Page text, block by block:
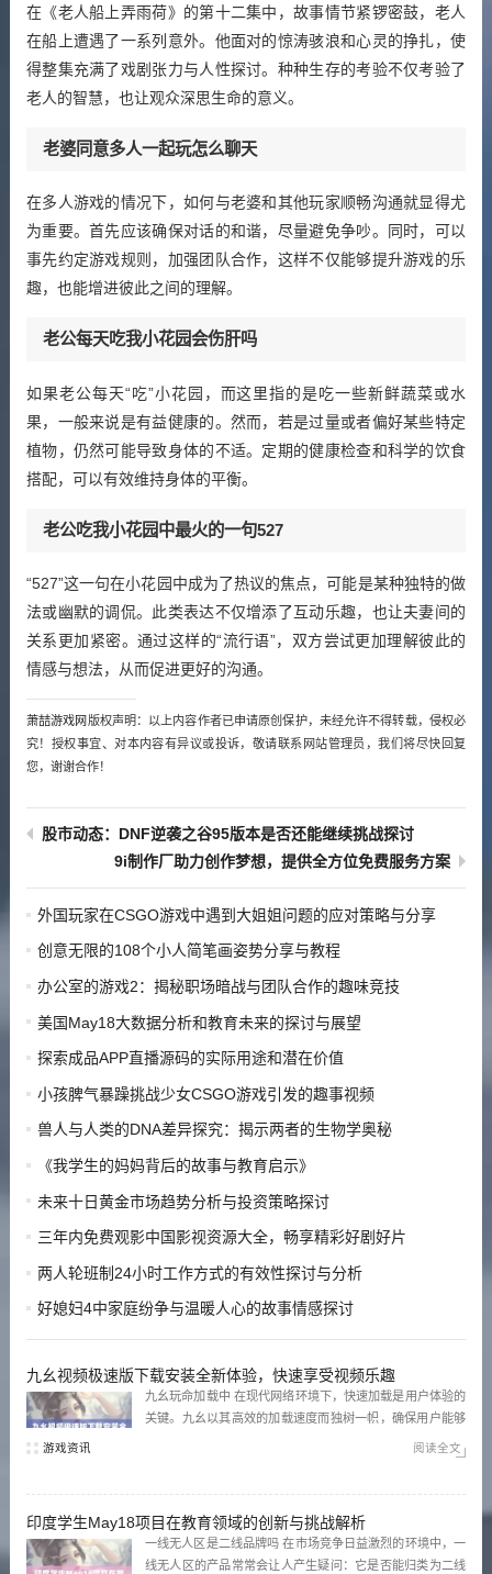
在《老人船上弄雨荷》的第十二集中，故事情节紧锣密鼓，老人
在船上遭遇了一系列意外。他面对的惊涛骇浪和心灵的挣扎，使
得整集充满了戏剧张力与人性探讨。种种生存的考验不仅考验了
老人的智慧，也让观众深思生命的意义。
老婆同意多人一起玩怎么聊天
在多人游戏的情况下，如何与老婆和其他玩家顺畅沟通就显得尤
为重要。首先应该确保对话的和谐，尽量避免争吵。同时，可以
事先约定游戏规则，加强团队合作，这样不仅能够提升游戏的乐
趣，也能增进彼此之间的理解。
老公每天吃我小花园会伤肝吗
如果老公每天“吃”小花园，而这里指的是吃一些新鲜蔬菜或水
果，一般来说是有益健康的。然而，若是过量或者偏好某些特定
植物，仍然可能导致身体的不适。定期的健康检查和科学的饮食
搭配，可以有效维持身体的平衡。
老公吃我小花园中最火的一句527
“527”这一句在小花园中成为了热议的焦点，可能是某种独特的做
法或幽默的调侃。此类表达不仅增添了互动乐趣，也让夫妻间的
关系更加紧密。通过这样的“流行语”，双方尝试更加理解彼此的
情感与想法，从而促进更好的沟通。
萧喆游戏网版权声明：以上内容作者已申请原创保护，未经允许不得转载，侵权必
究！授权事宜、对本内容有异议或投诉，敬请联系网站管理员，我们将尽快回复
您，谢谢合作！
股市动态：DNF逆袭之谷95版本是否还能继续挑战探讨
9i制作厂助力创作梦想，提供全方位免费服务方案
外国玩家在CSGO游戏中遇到大姐姐问题的应对策略与分享
创意无限的108个小人简笔画姿势分享与教程
办公室的游戏2：揭秘职场暗战与团队合作的趣味竞技
美国May18大数据分析和教育未来的探讨与展望
探索成品APP直播源码的实际用途和潜在价值
小孩脾气暴躁挑战少女CSGO游戏引发的趣事视频
兽人与人类的DNA差异探究：揭示两者的生物学奥秘
《我学生的妈妈背后的故事与教育启示》
未来十日黄金市场趋势分析与投资策略探讨
三年内免费观影中国影视资源大全，畅享精彩好剧好片
两人轮班制24小时工作方式的有效性探讨与分析
好媳妇4中家庭纷争与温暖人心的故事情感探讨
九幺视频极速版下载安装全新体验，快速享受视频乐趣
九幺玩命加载中 在现代网络环境下，快速加载是用户体验的
关键。九幺以其高效的加载速度而独树一帜，确保用户能够
在最短时间内访问所需内容。无论是视频播放还是应用功
能，九幺都能提供流畅的体验，让用户不再为加载时间而烦
游戏资讯 阅读全文
印度学生May18项目在教育领域的创新与挑战解析
一线无人区是二线品牌吗 在市场竞争日益激烈的环境中，一
线无人区的产品常常会让人产生疑问：它是否能归类为二线